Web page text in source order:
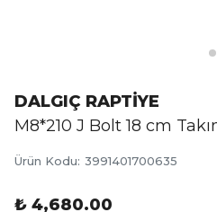
DALGIÇ RAPTİYE
M8*210 J Bolt 18 cm
Ürün Kodu: 3991401700635
₺ 4,680.00